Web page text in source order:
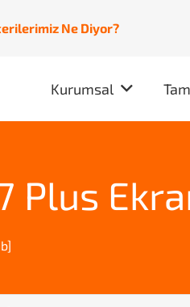
Ne Diyor?
Kurumsal
Plus